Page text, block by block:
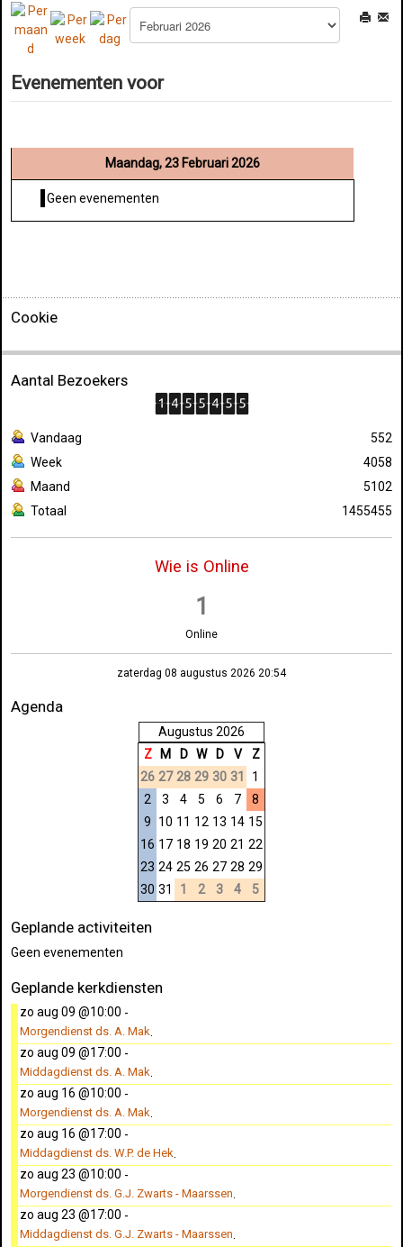
Evenementen voor
Maandag, 23 Februari 2026
Geen evenementen
Cookie
Aantal Bezoekers
Vandaag
552
Week
4058
Maand
5102
Totaal
1455455
Wie is Online
1
Online
zaterdag 08 augustus 2026 20:54
Agenda
Augustus 2026
Z
M D W D V
Z
26 27 28 29 30 31
1
2
3 4 5 6 7
8
9
10 11 12 13 14 15
16 17 18 19 20 21 22
23 24 25 26 27 28 29
30 31 1 2 3 4 5
Geplande activiteiten
Geen evenementen
Geplande kerkdiensten
zo aug 09 @10:00 -
Morgendienst ds. A. Mak
zo aug 09 @17:00 -
Middagdienst ds. A. Mak
zo aug 16 @10:00 -
Morgendienst ds. A. Mak
zo aug 16 @17:00 -
Middagdienst ds. W.P. de Hek
zo aug 23 @10:00 -
Morgendienst ds. G.J. Zwarts - Maarssen
zo aug 23 @17:00 -
Middagdienst ds. G.J. Zwarts - Maarssen